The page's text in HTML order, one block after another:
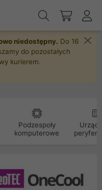
niedostępny. Do 16
do pozostałych
kurierem.
Podzespoły
komputerowe